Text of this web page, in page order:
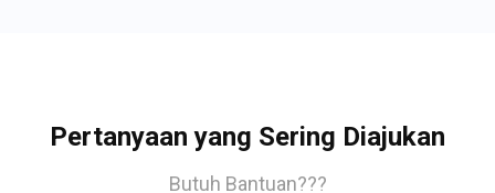
Pertanyaan yang Sering Diajukan
Butuh Bantuan???